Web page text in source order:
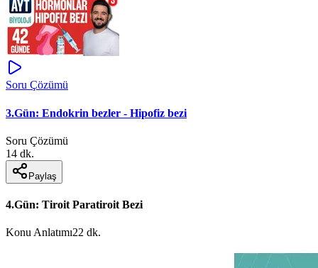
Soru Çözümü
3.Gün: Endokrin bezler - Hipofiz bezi
Soru Çözümü
14 dk.
Paylaş
4.Gün: Tiroit Paratiroit Bezi
Konu Anlatımı22 dk.